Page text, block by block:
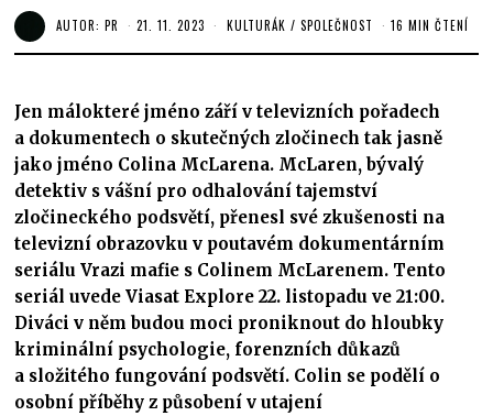
AUTOR:PR 21. 11. 2023 KULTURÁK / SPOLEČNOST 16 MIN ČTENÍ
Jen málokteré jméno září v televizních pořadech
a dokumentech o skutečných zločinech tak jasně
jako jméno Colina McLarena. McLaren, bývalý
detektiv s vášní pro odhalování tajemství
zločineckého podsvětí, přenesl své zkušenosti na
televizní obrazovku v poutavém dokumentárním
seriálu Vrazi mafie s Colinem McLarenem. Tento
seriál uvede Viasat Explore 22. listopadu ve 21:00.
Diváci v něm budou moci proniknout do hloubky
kriminální psychologie, forenzních důkazů
a složitého fungování podsvětí. Colin se podělí o
osobní příběhy z působení v utajení